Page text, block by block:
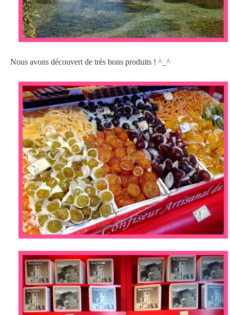
Nous avons découvert de très bons produits ! ^_^